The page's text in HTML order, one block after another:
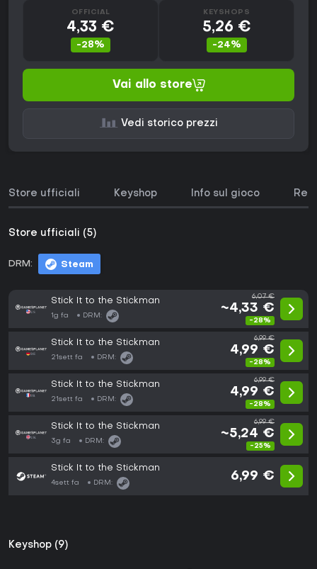
OFFICIAL
4,33 €
-28%
KEYSHOPS
5,26 €
-24%
Vai allo store
Vedi storico prezzi
Store ufficiali Keyshop Info sul gioco
Store ufficiali (5)
DRM: Steam
Stick It to the Stickman
1g fa DRM:
6,07 €
~4,33 €
-28%
Stick It to the Stickman
21sett fa DRM:
6,99 €
4,99 €
-28%
Stick It to the Stickman
21sett fa DRM:
6,99 €
4,99 €
-28%
Stick It to the Stickman
3g fa DRM:
6,99 €
~5,24 €
-25%
Stick It to the Stickman
4sett fa DRM:
6,99 €
Keyshop (9)